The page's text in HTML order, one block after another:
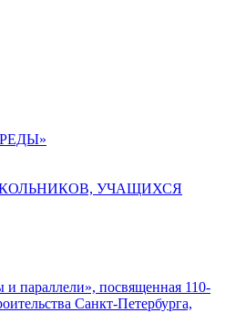
УЧАЩИХСЯ
и параллели», посвященная 110-
Санкт-Петербурга,